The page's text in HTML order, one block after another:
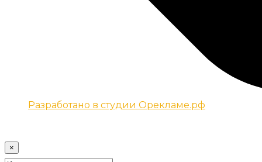
Разработано в студии Орекламе.рф
×